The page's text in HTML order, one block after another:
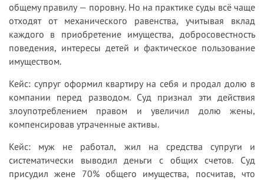
общему правилу — поровну. Но на практике суды всё чаще
отходят от механического равенства, учитывая вклад
каждого в приобретение имущества, добросовестность
поведения, интересы детей и фактическое пользование
имуществом.
Кейс: супруг оформил квартиру на себя и продал долю в
компании перед разводом. Суд признал эти действия
злоупотреблением правом и увеличил долю жены,
компенсировав утраченные активы.
Кейс: муж не работал, жил на средства супруги и
систематически выводил деньги с общих счетов. Суд
присудил жене 70% общего имущества, посчитав, что